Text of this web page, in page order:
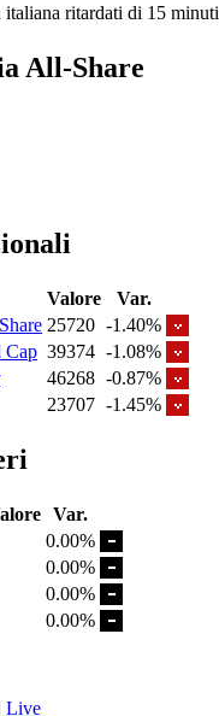
italiana ritardati di 15 minuti
All-Share
Valore
Var.
25720 -1.40%
Cap 39374 -1.08%
46268 -0.87%
23707 -1.45%
Var.
0.00%
0.00%
0.00%
0.00%
Live